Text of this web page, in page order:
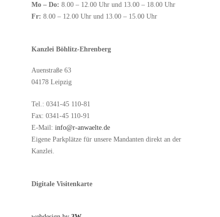
Mo – Do: 8.00 – 12.00 Uhr und 13.00 – 18.00 Uhr
Fr: 8.00 – 12.00 Uhr und 13.00 – 15.00 Uhr
Kanzlei Böhlitz-Ehrenberg
Auenstraße 63
04178 Leipzig
Tel.: 0341-45 110-81
Fax: 0341-45 110-91
E-Mail: info@r-anwaelte.de
Eigene Parkplätze für unsere Mandanten direkt an der
Kanzlei.
Digitale Visitenkarte